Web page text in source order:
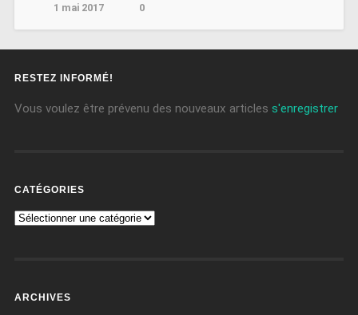
1 mai 2017 0
RESTEZ INFORMÉ!
Vous voulez être prévenu des nouveaux articles s'enregistrer
CATÉGORIES
ARCHIVES